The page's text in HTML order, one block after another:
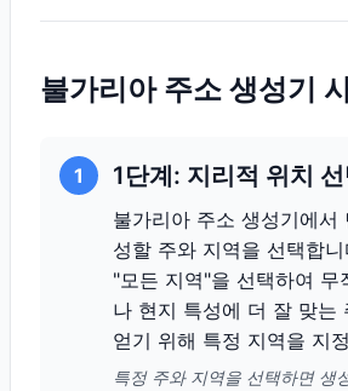
불가리아 주소 생성기
1 1단계: 지리적 위치 선
불가리아 주소 생성기에서
성할 주와 지역을 선택합
"모든 지역"을 선택하여 무
나 현지 특성에 더 잘 맞는
얻기 위해 특정 지역을 지
특정 주와 지역을 선택하면 생